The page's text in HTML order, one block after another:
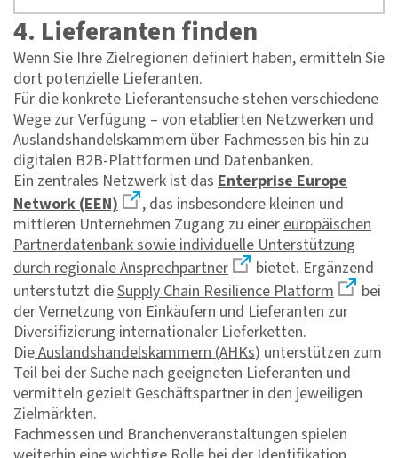
4. Lieferanten finden
Wenn Sie Ihre Zielregionen definiert haben, ermitteln Sie
dort potenzielle Lieferanten.
Für die konkrete Lieferantensuche stehen verschiedene
Wege zur Verfügung – von etablierten Netzwerken und
Auslandshandelskammern über Fachmessen bis hin zu
digitalen B2B-Plattformen und Datenbanken.
Ein zentrales Netzwerk ist das Enterprise Europe
Network (EEN)
, das insbesondere kleinen und
mittleren Unternehmen Zugang zu einer europäischen
Partnerdatenbank sowie individuelle Unterstützung
durch regionale Ansprechpartner
bietet. Ergänzend
unterstützt dieSupply Chain Resilience Platform
bei
der Vernetzung von Einkäufern und Lieferanten zur
Diversifizierung internationaler Lieferketten.
DieAuslandshandelskammern (AHKs) unterstützen zum
Teil bei der Suche nach geeigneten Lieferanten und
vermitteln gezielt Geschäftspartner in den jeweiligen
Zielmärkten.
Fachmessen und Branchenveranstaltungen spielen